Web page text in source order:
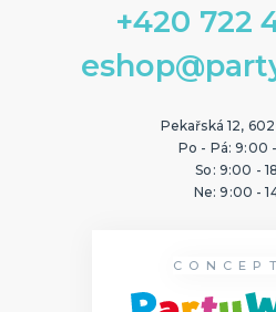
+420 722
Pekařská 12,
Po - Pá: 9:00
So: 9:00 -
Ne: 9:00 -